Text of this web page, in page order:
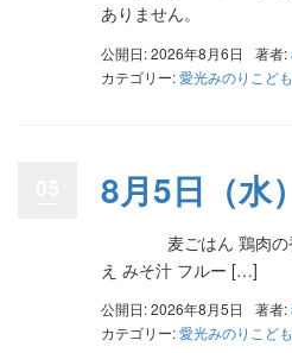
ありません。
公開日: 2026年8月6日 著者:
カテゴリー:愛光みのりこど
8月5日（水）
麦ごはん 鶏肉の香
え みそ汁 フルー […]
公開日: 2026年8月5日 著者:
カテゴリー:愛光みのりこど